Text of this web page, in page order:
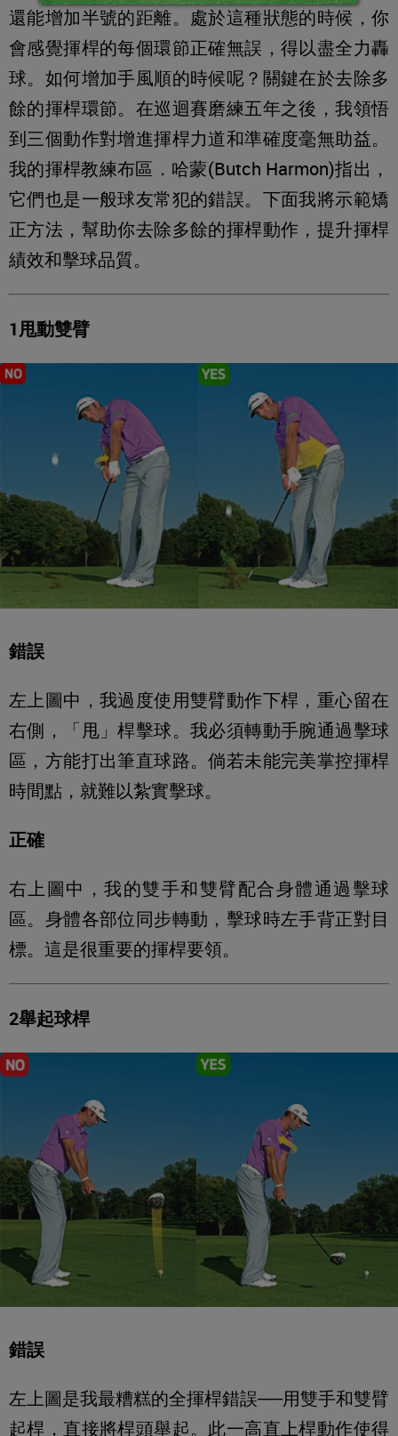
還能增加半號的距離。處於這種狀態的時候，你
會感覺揮桿的每個環節正確無誤，得以盡全力轟
球。如何增加手風順的時候呢？關鍵在於去除多
餘的揮桿環節。在巡迴賽磨練五年之後，我領悟
到三個動作對增進揮桿力道和準確度毫無助益。
我的揮桿教練布區．哈蒙(Butch Harmon)指出，
它們也是一般球友常犯的錯誤。下面我將示範矯
正方法，幫助你去除多餘的揮桿動作，提升揮桿
績效和擊球品質。
1甩動雙臂
錯誤
左上圖中，我過度使用雙臂動作下桿，重心留在
右側，「甩」桿擊球。我必須轉動手腕通過擊球
區，方能打出筆直球路。倘若未能完美掌控揮桿
時間點，就難以紮實擊球。
正確
右上圖中，我的雙手和雙臂配合身體通過擊球
區。身體各部位同步轉動，擊球時左手背正對目
標。這是很重要的揮桿要領。
2舉起球桿
錯誤
左上圖是我最糟糕的全揮桿錯誤──用雙手和雙臂
起桿，直接將桿頭舉起。此一高直上桿動作使得